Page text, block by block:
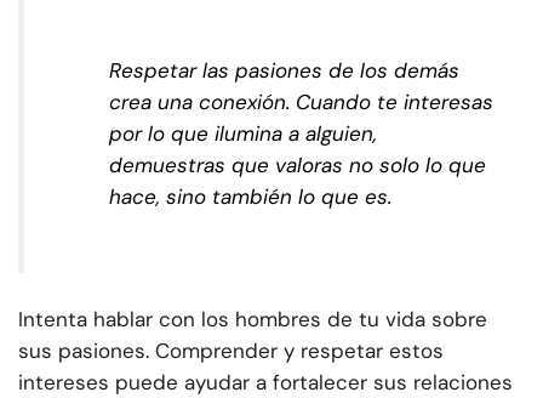
Respetar las pasiones de los demás
crea una conexión. Cuando te interesas
por lo que ilumina a alguien,
demuestras que valoras no solo lo que
hace, sino también lo que es.
Intenta hablar con los hombres de tu vida sobre
sus pasiones. Comprender y respetar estos
intereses puede ayudar a fortalecer sus relaciones